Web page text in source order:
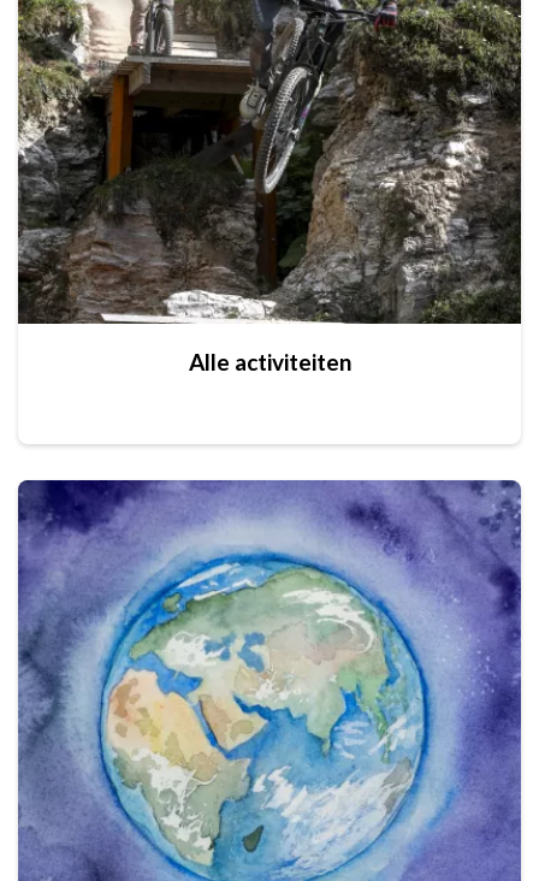
Alle activiteiten